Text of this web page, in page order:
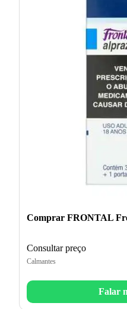
Comprar FRONTAL
Consultar preço
Calmantes
Falar